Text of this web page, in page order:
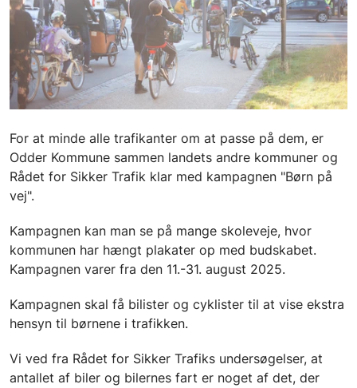
For at minde alle trafikanter om at passe på dem, er
Odder Kommune sammen landets andre kommuner og
Rådet for Sikker Trafik klar med kampagnen "Børn på
vej".
Kampagnen kan man se på mange skoleveje, hvor
kommunen har hængt plakater op med budskabet.
Kampagnen varer fra den 11.-31. august 2025.
Kampagnen skal få bilister og cyklister til at vise ekstra
hensyn til børnene i trafikken.
Vi ved fra Rådet for Sikker Trafiks undersøgelser, at
antallet af biler og bilernes fart er noget af det, der